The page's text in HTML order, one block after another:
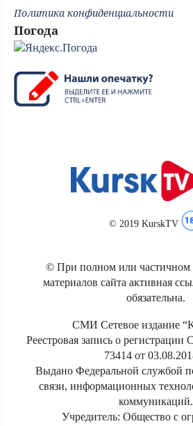
Политика конфиденциальности
Погода
© 2019 KurskTV
© При полном или частичном
материалов сайта активная
обязательна.
СМИ Сетевое издание
Реестровая запись о
73414 от
Выдано Федеральной службой
связи, информационных
коммуникаций.
Учредитель: Общество с